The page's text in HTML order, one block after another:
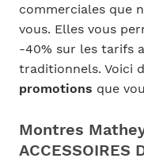
commerciales que
vous. Elles vous
-40% sur les tarifs
traditionnels. Voici
promotions que
Montres
ACCESSOIRES